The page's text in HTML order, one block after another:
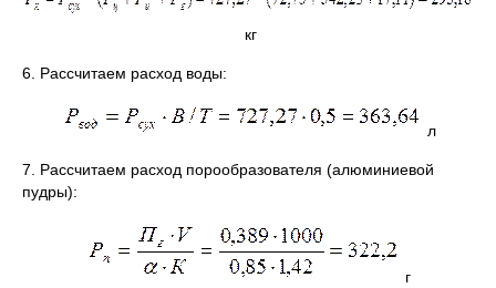
кг
6. Рассчитаем расход воды:
л
7. Рассчитаем расход порообразователя (алюминиевой
пудры):
г